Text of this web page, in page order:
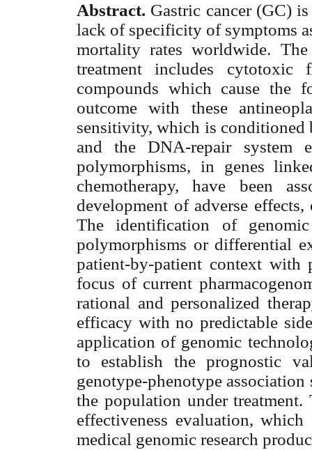
Abstract. Gastric cancer (GC)
lack of specificity of symptoms
mortality rates worldwide.
treatment includes cytotoxic
compounds which cause the
outcome with these
sensitivity, which is conditioned
and the DNA-repair system
polymorphisms, in genes
chemotherapy, have been
development of adverse
The identification of
polymorphisms or differential
patient-by-patient context
focus of current
rational and personalized
efficacy with no predictable
application of genomic
to establish the prognostic
genotype-phenotype
the population under
effectiveness evaluation,
medical genomic research